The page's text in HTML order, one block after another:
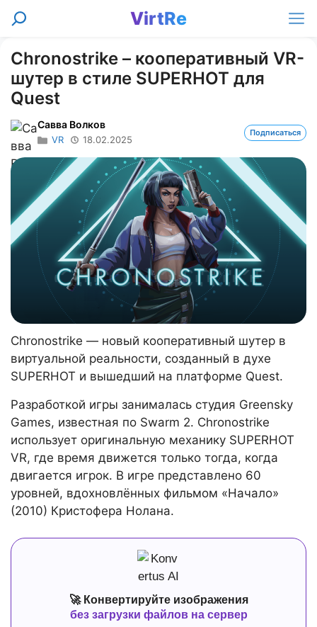
Перейти
VirtRe
Поиск
Chronostrike – кооперативный VR-
шутер в стиле SUPERHOT для
Quest
Савва Волков
VR 18.02.2025
Подписаться
Chronostrike — новый кооперативный шутер в
виртуальной реальности, созданный в духе
SUPERHOT и вышедший на платформе Quest.
Разработкой игры занималась студия Greensky
Games, известная по Swarm 2. Chronostrike
использует оригинальную механику SUPERHOT
VR, где время движется только тогда, когда
двигается игрок. В игре представлено 60
уровней, вдохновлённых фильмом «Начало»
(2010) Кристофера Нолана.
🚀 Конвертируйте изображения
без загрузки файлов на сервер